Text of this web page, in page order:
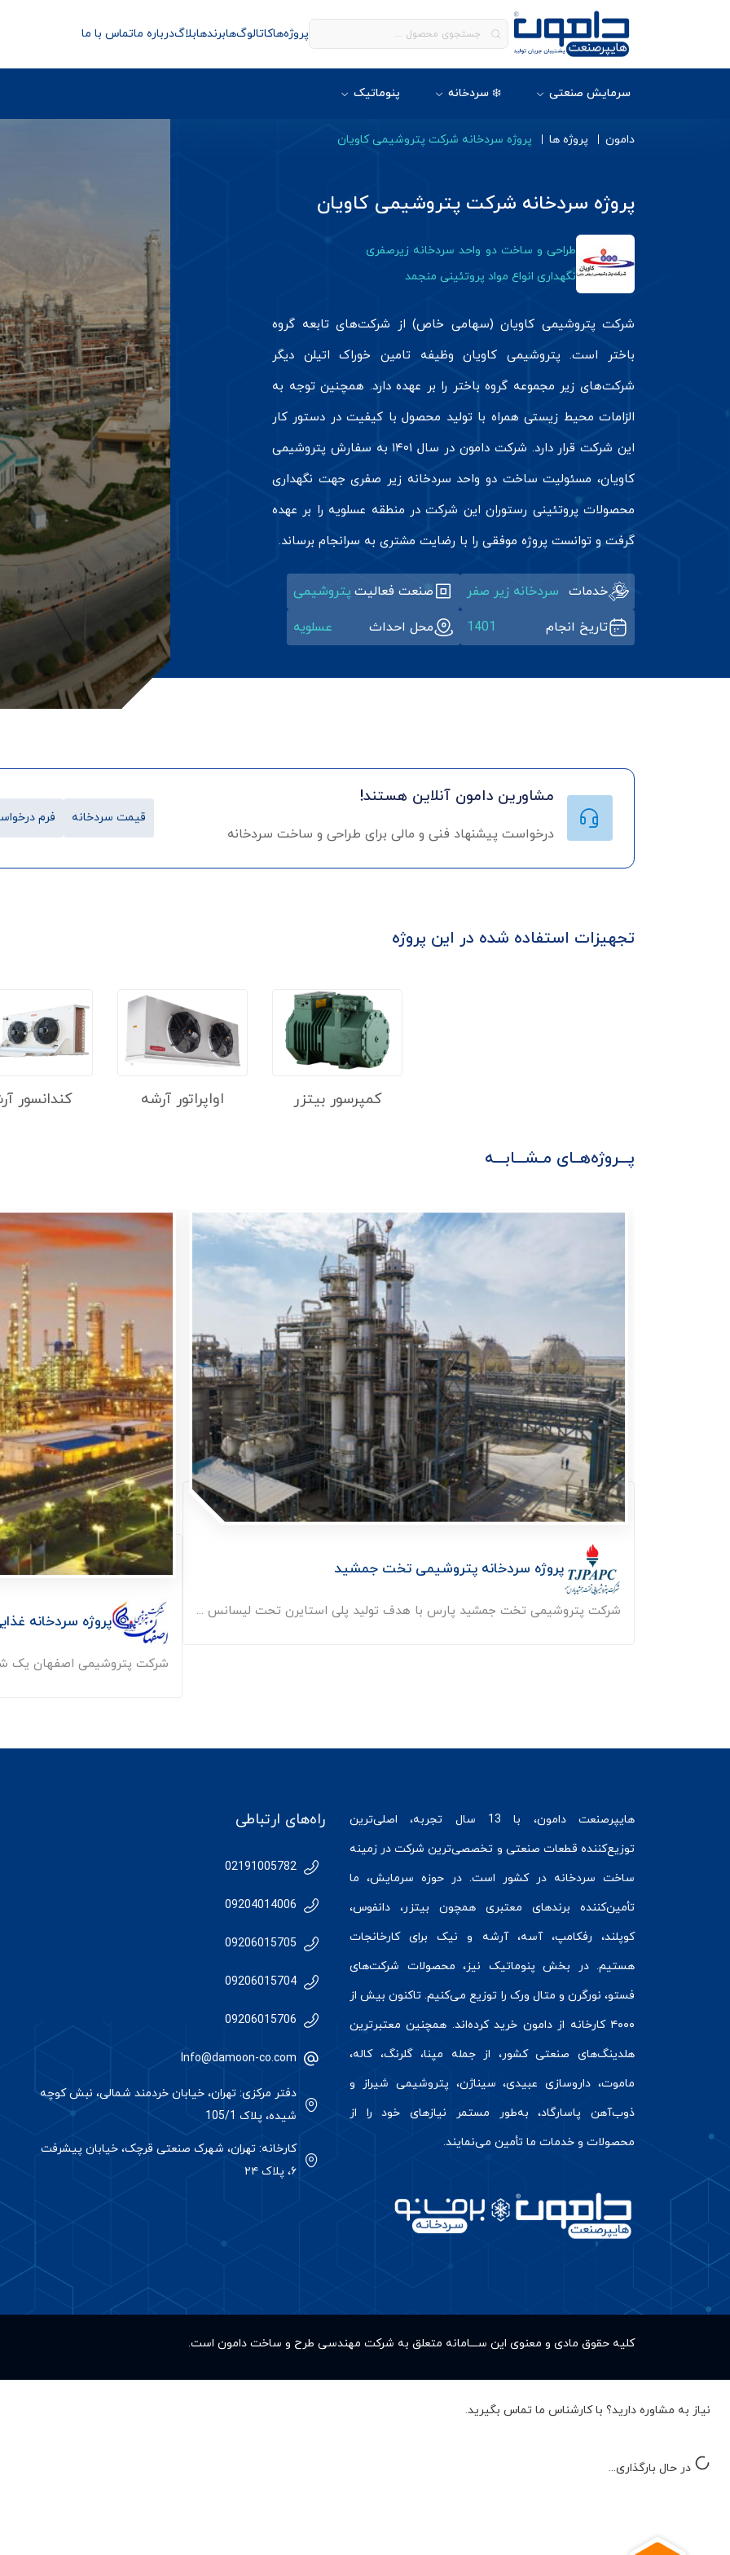
پروژه‌هاکاتالوگ‌هابرندهابلاگدرباره ماتماس با ما
سرمایش صنعتی ❄️ سردخانه پنوماتیک
دامون پروژه ها پروژه سردخانه شرکت پتروشیمی کاویان
پروژه سردخانه شرکت پتروشیمی کاویان
طراحی و ساخت دو واحد سردخانه زیرصفری
نگهداری انواع مواد پروتئینی منجمد
شرکت پتروشیمی کاویان (سهامی خاص) از شرکت‌های تابعه گروه
باختر است. پتروشیمی کاویان وظیفه تامین خوراک اتیلن دیگر
شرکت‌های زیر مجموعه گروه باختر را بر عهده دارد. همچنین توجه به
الزامات محیط زیستی همراه با تولید محصول با کیفیت در دستور کار
این شرکت قرار دارد. شرکت دامون در سال ۱۴۰۱ به سفارش پتروشیمی
کاویان، مسئولیت ساخت دو واحد سردخانه زیر صفری جهت نگهداری
محصولات پروتئینی رستوران این شرکت در منطقه عسلویه را بر عهده
گرفت و توانست پروژه موفقی را با رضایت مشتری به سرانجام برساند.
خدمات سردخانه زیر صفر صنعت فعالیت پتروشیمی
تاریخ انجام
1401 محل احداث عسلویه
مشاورین دامون آنلاین هستند!
درخواست پیشنهاد فنی و مالی برای طراحی و ساخت سردخانه
قیمت سردخانه فرم
تجهیزات استفاده شده در این پروژه
کمپرسور بیتزر اواپراتور آرشه کندانسور
پـــروژه‌هــای مـشـــابـــه
پروژه سردخانه پتروشیمی تخت جمشید
شرکت پتروشیمی تخت جمشید پارس با هدف تولید پلی استایرن تحت لیسانس ...
پروژه سردخانه
شرکت پتروشیمی اصفهان یک
هایپرصنعت
دامون، با 13 سال تجربه، اصلی‌ترین
توزیع‌کننده قطعات صنعتی و تخصصی‌ترین شرکت در زمینه
ساخت سردخانه در کشور است. در حوزه سرمایش، ما
تأمین‌کننده برندهای معتبری همچون بیتزر، دانفوس،
کوپلند، رفکامپ، آسه، آرشه و نیک برای کارخانجات
هستیم. در بخش پنوماتیک نیز، محصولات شرکت‌های
فستو، نورگرن و متال ورک را توزیع می‌کنیم. تاکنون بیش از
۴۰۰۰ کارخانه از دامون خرید کرده‌اند. همچنین معتبرترین
هلدینگ‌های صنعتی کشور، از جمله مپنا، گلرنگ، کاله،
ماموت، داروسازی عبیدی، سیناژن، پتروشیمی شیراز و
ذوب‌آهن پاسارگاد، به‌طور مستمر نیازهای خود را از
محصولات و خدمات ما تأمین می‌نمایند.
راه‌های ارتباطی
02191005782
09204014006
09206015705
09206015704
09206015706
Info@damoon-co.com
دفتر مرکزی: تهران، خیابان خردمند شمالی، نبش کوچه
شیده، پلاک 105/1
کارخانه: تهران، شهرک صنعتی قرچک، خیابان پیشرفت
۶، پلاک ۲۴
کلیه حقوق مادى و معنوى این ســـامانه متعلق به شرکت مهندسی طرح و ساخت دامون است.
نیاز به مشاوره دارید؟ با کارشناس ما تماس بگیرید.
در حال بارگذاری...